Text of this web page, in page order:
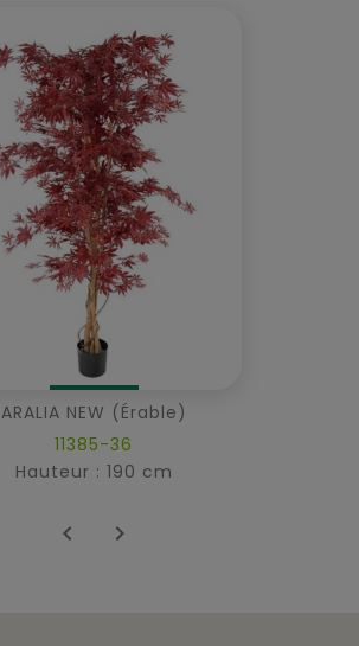
ARALIA NEW (érable)
11385-36
Hauteur : 190 cm
 